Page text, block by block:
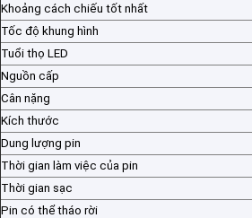
Khoảng cách chiếu tốt nhất
Tốc độ khung hình
Tuổi thọ LED
Nguồn cấp
Cân nặng
Kích thước
Dung lượng pin
Thời gian làm việc của pin
Thời gian sạc
Pin có thể tháo rời